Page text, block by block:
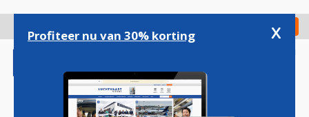
gaan
Check in
Profiteer nu van 30% korting x